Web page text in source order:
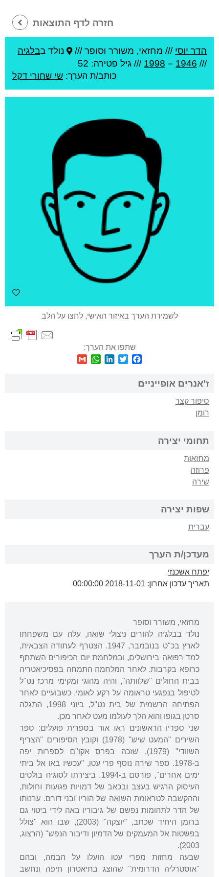
חזרה לדף התוצאות
הדר יוסי /// מחזאי, משורר וסופר /// נולד בבלגיה
///
1946
–
1998 /// גיל פטירה: 52
כותב/ת הערך: שי שחורי דקל
לשמירת הערך באיזור האישי, לחצו על הלב
שתפו את הערך:
Facebook
Twitter
LinkedIn
WhatsApp
ז'אנרים אופייניים
סיפור קצר
רומן
תחומי יצירה
מחזאות
פרוזה
שירה
שפות יצירה
עברית
מעדכן/ת הערך
יפתח אשכנזי
תאריך עדכון אחרון: 2018-11-01 00:00:00
מחזאי, משורר וסופר
נולד בבלגיה להורים ניצולי שואה, עלה עם משפחתו
לארץ בכ"ט בנובמבר, 1947. הצטרף לעתודה הצבאית,
למד רפואה בירושלים, ובמלחמת יום הכיפורים השתתף
כרופא בקרבות. לאחר המלחמה התמחה בפסיכיאטריה
בבית החולים "שלוותה", והיה מהוגי ומקימי מרכז נט"ל
לטיפול בנפגעי טראומה על רקע לאומי. כשבועיים לאחר
הפתיחה הרשמית של בית נט"ל, ביוני 1998, התגלה
סרטן בגופו והוא הלך לעולמו מעט לאחר מכן.
שני ספריו הראשונים ראו אור בספרית פועלים: ספר
השירים "המעט שיש" (1978) וקובץ הסיפורים "הצריף
השוודי" (1979), שזכה בפרס אקו"ם לספרות יפה
ב-1978. ספר שירה נוסף פרי עטו, "עכשיו באו אל ביתי
ימים אחרים", פורסם ב-1994. ביצירתו לסוגיה בולטים
העיסוק הרגיש בעצב ובכאב של דמויות פגועות וחולות,
וההקשבה לטראומת השואה של הוריו ובני דורם. ערנותו
של הדר לתהומות נפשם של גיבוריו באה לידי ביטוי גם
ברומן היחיד שכתב, "יוצקה" (2003), שבו הוא "צולל
בפשטות אל המעמקים של הדמיון ודיבור הנפש" (הרצוג,
2003).
שבעה מחזות מפרי עטו הועלו על הבמה, ובהם
"אוסטרליה הדרומית" שהוצג בתיאטרון חיפה ונחשב